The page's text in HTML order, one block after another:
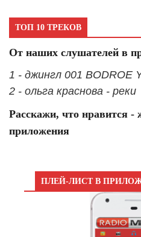
ТОП 10 ТРЕКОВ
От наших слушателей в
1 - джингл 001 BODROE
2 - ольга краснова - реки
Расскажи, что нравится -
приложения
ПЛЕЙ-ЛИСТ В